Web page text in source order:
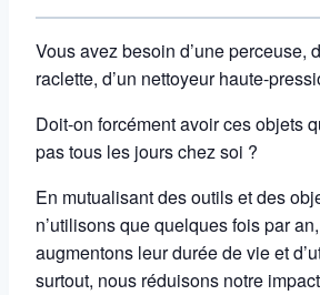
Vous avez besoin d’une perceuse,
raclette, d’un nettoyeur haute-
Doit-on forcément avoir ces objets
pas tous les jours chez soi ?
En mutualisant des outils et des
n’utilisons que quelques fois par
augmentons leur durée de vie et
surtout, nous réduisons notre